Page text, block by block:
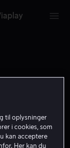
til oplysninger
i cookies, som
kan acceptere
Her kan du